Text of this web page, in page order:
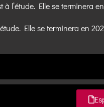
à l’étude. Elle se terminera
Elle se terminera en